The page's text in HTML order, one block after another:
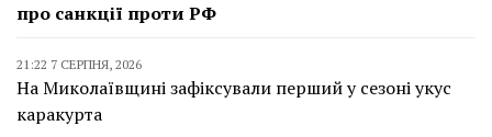
про санкції проти РФ
21:22 7 СЕРПНЯ, 2026
На Миколаївщині зафіксували перший у сезоні укус
каракурта